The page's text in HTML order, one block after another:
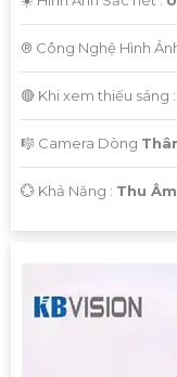
®️ Công Nghệ Hình
🔴 Khi xem thiếu sáng :
🎼️ Camera Dòng
️💮 Khả Năng : Thu